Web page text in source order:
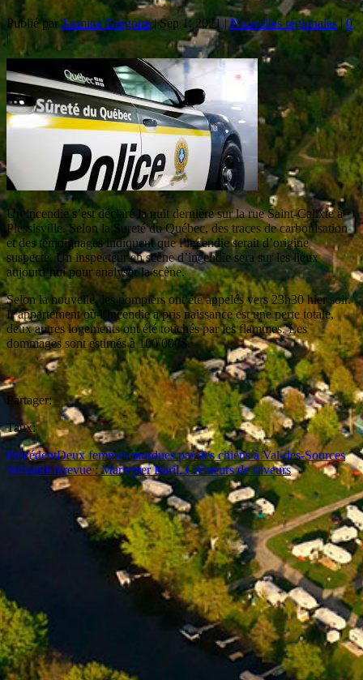
Publié parJasmine Grégoire|Sep 1, 2021|Nouvelles régionales |0
|
Un incendie s’est déclaré la nuit dernière sur la rue Saint-Calixte à
Plessisville. Selon la Sureté du Québec, des traces de carbonisation
et des témoignages indiquent que l’incendie serait d’origine
suspecte. Un inspecteur en scène d’incendie sera sur les lieux
aujourd’hui pour analyser la scène.
Selon la nouvelle, les pompiers ont été appelés vers 23h30 hier soir.
L’appartement où l’incendie a pris naissance est une perte totale,
deux autres logements ont été touchés par les flammes. Les
dommages sont estimés à 100 000$.
Partager:
Taux:
PrécédentDeux femmes mordues par des chiens à Val-des-Sources
SuivantEntrevue : Mariepier Baril, Créateurs de saveurs